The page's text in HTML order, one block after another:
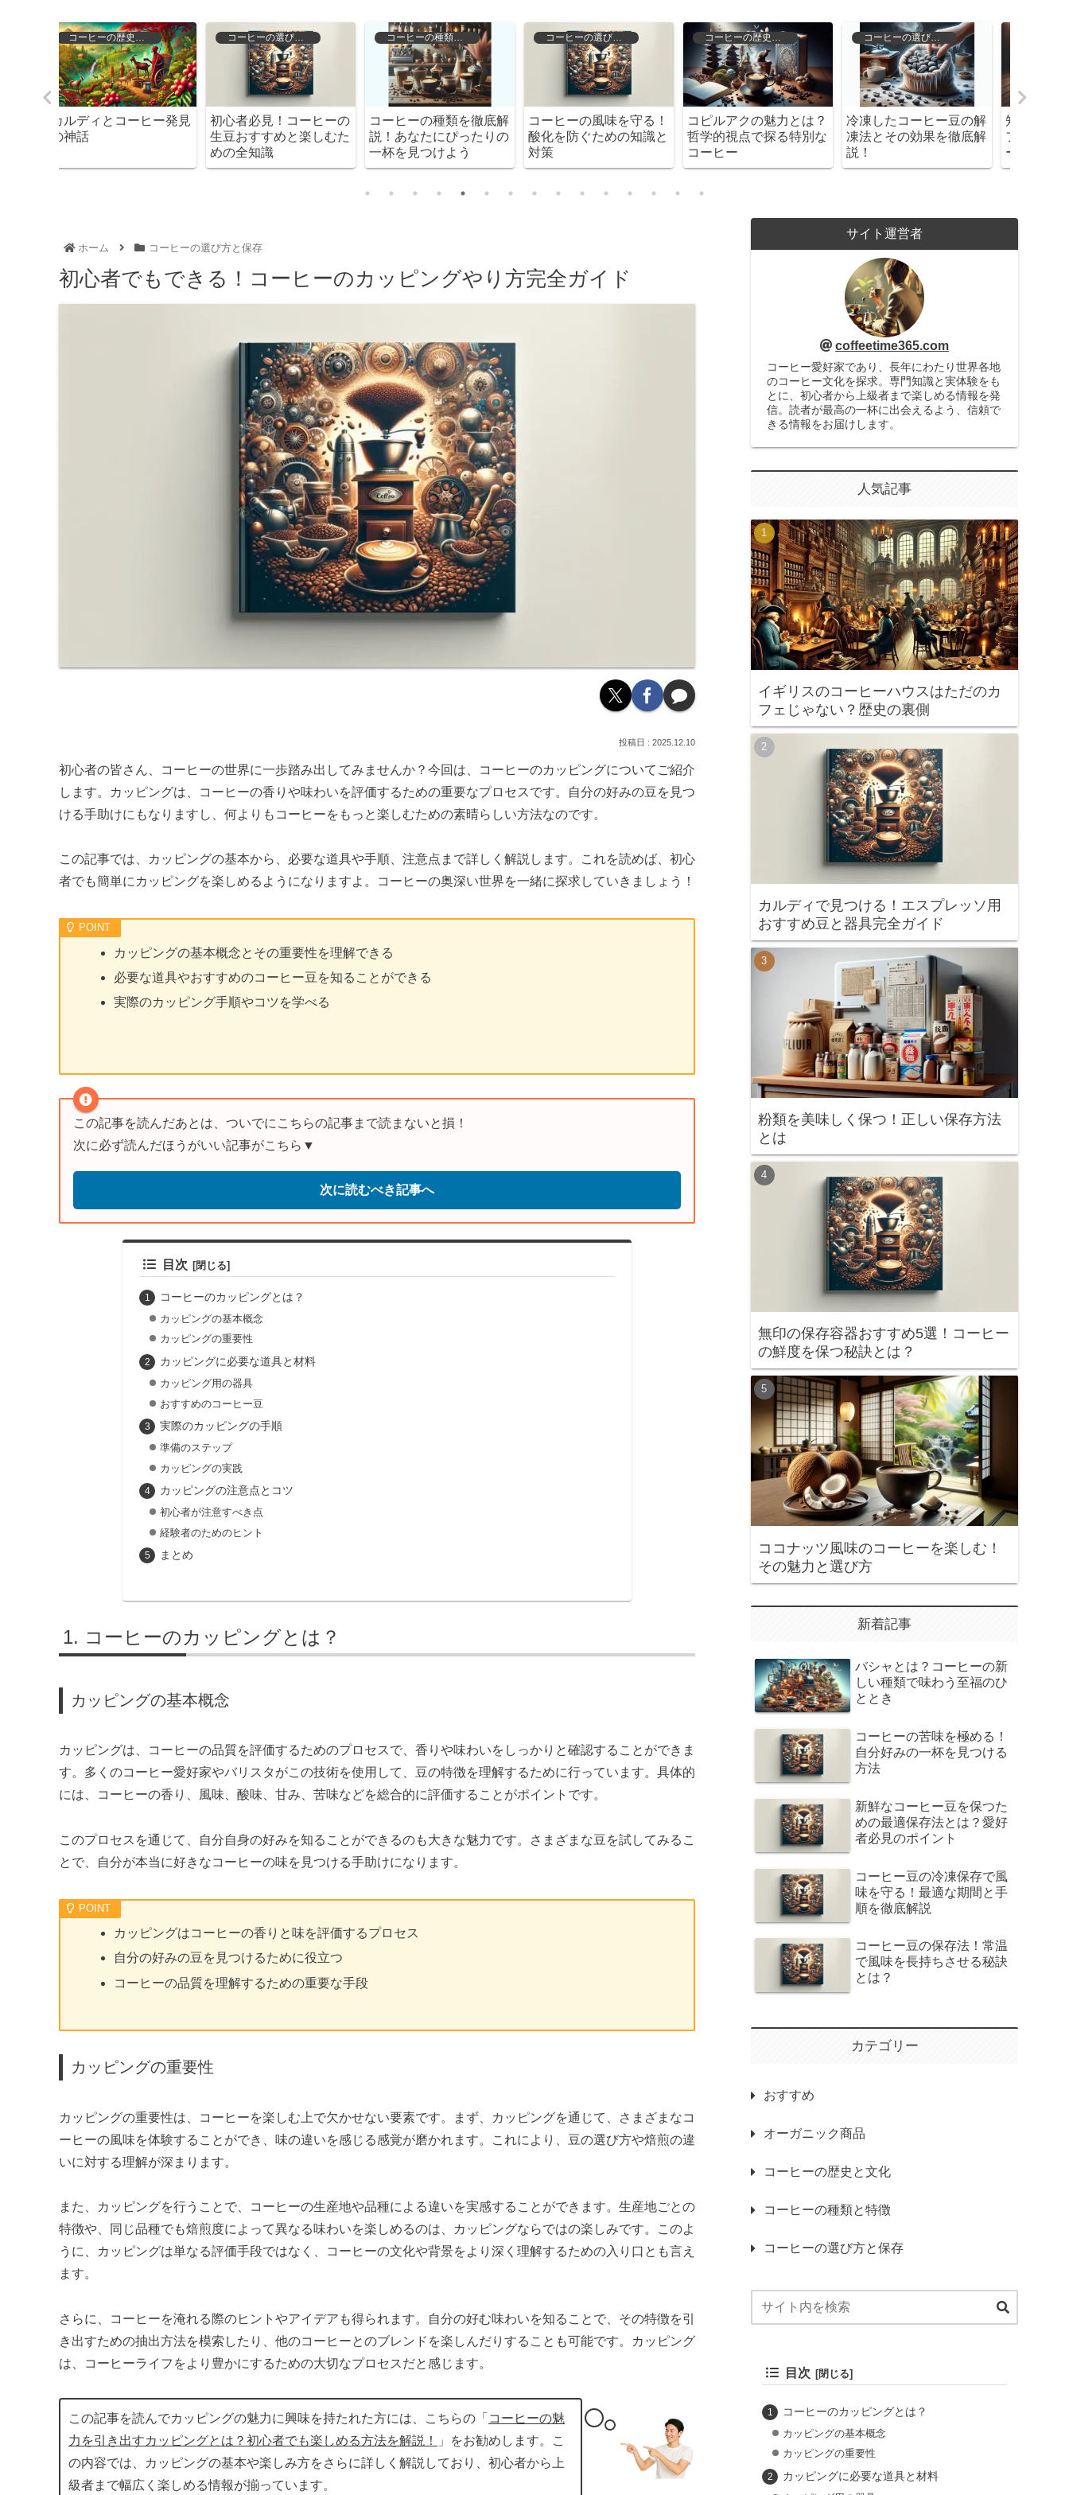
コーヒーの種類を徹底解
説！あなたにぴったりの
コーヒーの風味を守る！
酸化を防ぐための知識と
対策
コピルアクの魅力とは？
哲学的視点で探る特別な
コーヒー
冷凍したコーヒー豆の解
凍法とその効果を徹底解
説！
知らずに飲むと危険？カ
フェイン含有量の多いコ
ーヒー豆ランキング
オーガニック商品
マウントハーゲンのコー
ヒー：オーガニックの魅
力と淹れ方を徹底解説！
ホーム コーヒーの選び方と保存
初心者でもできる！コーヒーのカッピングやり方完全ガイド
2025.12.10
初心者の皆さん、コーヒーの世界に一歩踏み出してみませんか？今回は、コーヒーのカッピングについてご紹介
します。カッピングは、コーヒーの香りや味わいを評価するための重要なプロセスです。自分の好みの豆を見つ
ける手助けにもなりますし、何よりもコーヒーをもっと楽しむための素晴らしい方法なのです。
この記事では、カッピングの基本から、必要な道具や手順、注意点まで詳しく解説します。これを読めば、初心
者でも簡単にカッピングを楽しめるようになりますよ。コーヒーの奥深い世界を一緒に探求していきましょう！
カッピングの基本概念とその重要性を理解できる
必要な道具やおすすめのコーヒー豆を知ることができる
実際のカッピング手順やコツを学べる
この記事を読んだあとは、ついでにこちらの記事まで読まないと損！
次に必ず読んだほうがいい記事がこちら▼
次に読むべき記事へ
目次
コーヒーのカッピングとは？
カッピングの基本概念
カッピングの重要性
カッピングに必要な道具と材料
カッピング用の器具
おすすめのコーヒー豆
実際のカッピングの手順
準備のステップ
カッピングの実践
カッピングの注意点とコツ
初心者が注意すべき点
経験者のためのヒント
まとめ
コーヒーのカッピングとは？
カッピングの基本概念
カッピングは、コーヒーの品質を評価するためのプロセスで、香りや味わいをしっかりと確認することができま
す。多くのコーヒー愛好家やバリスタがこの技術を使用して、豆の特徴を理解するために行っています。具体的
には、コーヒーの香り、風味、酸味、甘み、苦味などを総合的に評価することがポイントです。
このプロセスを通じて、自分自身の好みを知ることができるのも大きな魅力です。さまざまな豆を試してみるこ
とで、自分が本当に好きなコーヒーの味を見つける手助けになります。
カッピングはコーヒーの香りと味を評価するプロセス
自分の好みの豆を見つけるために役立つ
コーヒーの品質を理解するための重要な手段
カッピングの重要性
カッピングの重要性は、コーヒーを楽しむ上で欠かせない要素です。まず、カッピングを通じて、さまざまなコ
ーヒーの風味を体験することができ、味の違いを感じる感覚が磨かれます。これにより、豆の選び方や焙煎の違
いに対する理解が深まります。
また、カッピングを行うことで、コーヒーの生産地や品種による違いを実感することができます。生産地ごとの
特徴や、同じ品種でも焙煎度によって異なる味わいを楽しめるのは、カッピングならではの楽しみです。このよ
うに、カッピングは単なる評価手段ではなく、コーヒーの文化や背景をより深く理解するための入り口とも言え
ます。
さらに、コーヒーを淹れる際のヒントやアイデアも得られます。自分の好む味わいを知ることで、その特徴を引
き出すための抽出方法を模索したり、他のコーヒーとのブレンドを楽しんだりすることも可能です。カッピング
は、コーヒーライフをより豊かにするための大切なプロセスだと感じます。
この記事を読んでカッピングの魅力に興味を持たれた方には、こちらの「 コーヒーの魅
力を引き出すカッピングとは？初心者でも楽しめる方法を解説！
」をお勧めします。こ
の内容では、カッピングの基本や楽しみ方をさらに詳しく解説しており、初心者から上
級者まで幅広く楽しめる情報が揃っています。
サイト運営者
coffeetime365.com
コーヒー愛好家であり、長年にわたり世界各地
のコーヒー文化を探求。専門知識と実体験をも
とに、初心者から上級者まで楽しめる情報を発
信。読者が最高の一杯に出会えるよう、信頼で
きる情報をお届けします。
人気記事
イギリスのコーヒーハウスはただのカ
フェじゃない？歴史の裏側
カルディで見つける！エスプレッソ用
おすすめ豆と器具完全ガイド
粉類を美味しく保つ！正しい保存方法
とは
無印の保存容器おすすめ5選！コーヒー
の鮮度を保つ秘訣とは？
ココナッツ風味のコーヒーを楽しむ！
その魅力と選び方
新着記事
バシャとは？コーヒーの新
しい種類で味わう至福のひ
ととき
コーヒーの苦味を極める！
自分好みの一杯を見つける
方法
新鮮なコーヒー豆を保つた
めの最適保存法とは？愛好
者必見のポイント
コーヒー豆の冷凍保存で風
味を守る！最適な期間と手
順を徹底解説
コーヒー豆の保存法！常温
で風味を長持ちさせる秘訣
とは？
カテゴリー
おすすめ
オーガニック商品
コーヒーの歴史と文化
コーヒーの種類と特徴
コーヒーの選び方と保存
目次
コーヒーのカッピングとは？
カッピングの基本概念
カッピングの重要性
カッピングに必要な道具と材料